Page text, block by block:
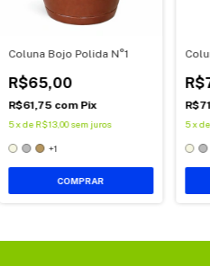
Coluna Bojo Polida N°1
R$65,00
R$61,75 com Pix
5xdeR$13,00 sem juros
+1
COMPRAR
5x